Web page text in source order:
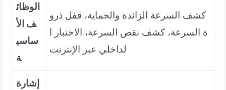
الوظائ
ف الأ
ساسي
ة
كشف السرعة الزائدة والحماية، قفل ذرو
ة السرعة، كشف نقص السرعة، الاختبار ا
لداخلي عبر الإنترنت
إشارة